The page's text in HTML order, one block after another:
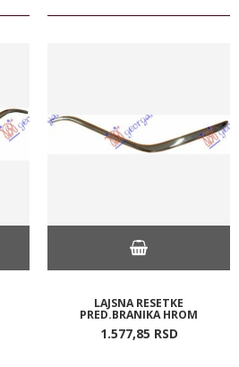
LAJSNA RESETKE
PRED.BRANIKA HROM
1.577,85 RSD